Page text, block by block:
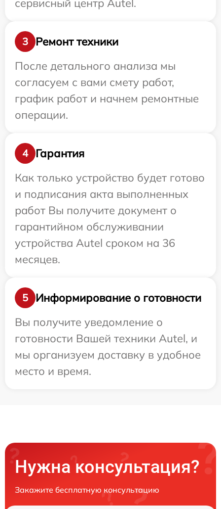
сервисный центр Autel.
3
Ремонт техники
После детального анализа мы
согласуем с вами смету работ,
график работ и начнем ремонтные
операции.
4
Гарантия
Как только устройство будет готово
и подписания акта выполненных
работ Вы получите документ о
гарантийном обслуживании
устройства Autel сроком на 36
месяцев.
5
Информирование о готовности
Вы получите уведомление о
готовности Вашей техники Autel, и
мы организуем доставку в удобное
место и время.
Нужна консультация?
Закажите бесплатную консультацию